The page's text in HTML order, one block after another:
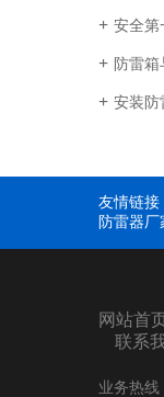
安全第
防雷
安装防
友情链接
防雷器厂
网站首
联系
业务热线